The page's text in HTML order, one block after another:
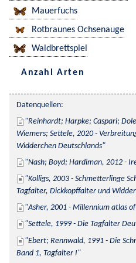
Mauerfuchs
Rotbraunes Ochsenauge
Waldbrettspiel
Anzahl Arten
Datenquellen:
Reinhardt; Harpke; Caspari;
Wiemers; Settele, 2020 -
Widderchen Deutschlands
Nash; Boyd; Hardiman, 2012 -
Kolligs, 2003 - Schmetterlinge
Tagfalter, Dickkopffalter und
Asher, 2001 - Millennium atlas
Settele, 1999 - Die Tagfalter
Ebert; Rennwald, 1991 - Die
Band 1, Tagfalter I